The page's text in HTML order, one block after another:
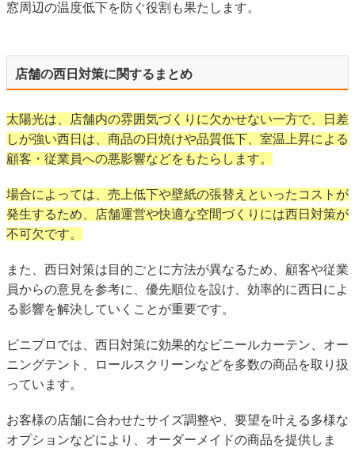
窓周辺の温度低下を防ぐ役割も果たします。
店舗の西日対策に関するまとめ
太陽光は、店舗内の雰囲気づくりに欠かせない一方で、日差
しが強い西日は、商品の日焼けや品質低下、室温上昇による
顧客・従業員への悪影響などをもたらします。
場合によっては、売上低下や壁紙の張替えといったコストが
発生するため、店舗運営や快適な空間づくりには西日対策が
不可欠です。
また、西日対策は目的ごとに方法が異なるため、顧客や従業
員からの意見を参考に、優先順位を設け、効率的に西日によ
る影響を解決していくことが重要です。
ビニプロでは、西日対策に効果的なビニールカーテン、オー
ニングテント、ロールスクリーンなどを多数の商品を取り扱
っています。
お客様の店舗に合わせたサイズ調整や、要望を叶える多様な
オプションなどにより、オーダーメイドの商品を提供しま